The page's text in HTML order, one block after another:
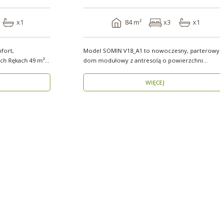
x1
49 m²
84 m² x3 x1
Model SOMIN V18_A1 to nowoczesny, parterowy
dom modułowy z antresolą o powierzchni
WIĘCEJ